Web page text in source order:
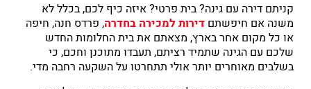
קניתם דירה עם גינה? בית פרטי? איזה כיף לכם, בכלל לא
משנה אם חיפשתם דירות למכירה בחדרה, פרדס חנה, חיפה
או כל מקום אחר בארץ, מצאתם את בית החלומות החדש
שלכם עם הגינה שתמיד רציתם, תעבדו מתוכנן וחכם, כי
בשלבים מאוחרים יותר אולי תתחרטו על השקעה רחבה מדי.